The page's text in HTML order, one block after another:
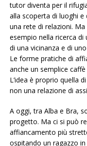
tutor diventa per il
alla scoperta di luoghi
una rete di relazioni.
esempio nella ricerca di
di una vicinanza e di
Le forme pratiche di
anche un semplice
L’idea è proprio quella
non una relazione di
A oggi, tra Alba e Bra,
progetto. Ma ci si può
affiancamento più
ospitando un ragazzo